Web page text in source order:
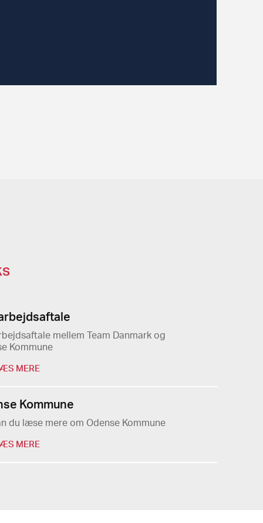
mellem Team Danmark og
Kommune
MERE
Kommune
du læse mere om Odense Kommune
MERE